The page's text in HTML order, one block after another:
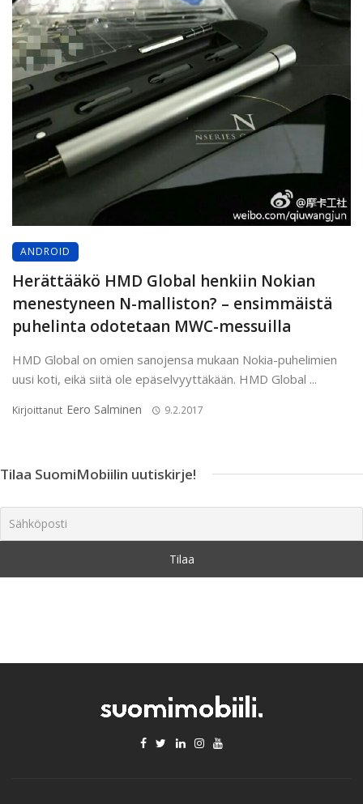
ANDROID
Herättääkö HMD Global henkiin Nokian
menestyneen N-malliston? – ensimmäistä
puhelinta odotetaan MWC-messuilla
HMD Global on omien sanojensa mukaan Nokia-puhelimien
uusi koti, eikä siitä ole epäselvyyttäkään. HMD Global ...
Kirjoittanut Eero Salminen 9.2.2017
Tilaa SuomiMobiilin uutiskirje!